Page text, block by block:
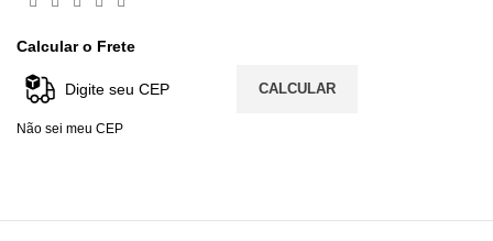
Calcular o Frete
CALCULAR
Não sei meu CEP